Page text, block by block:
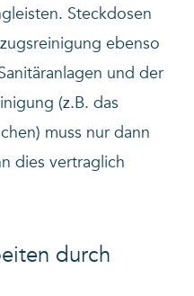
Steckdosen
ebenso
und der
(z.B. das
muss nur dann
dies vertraglich
durch